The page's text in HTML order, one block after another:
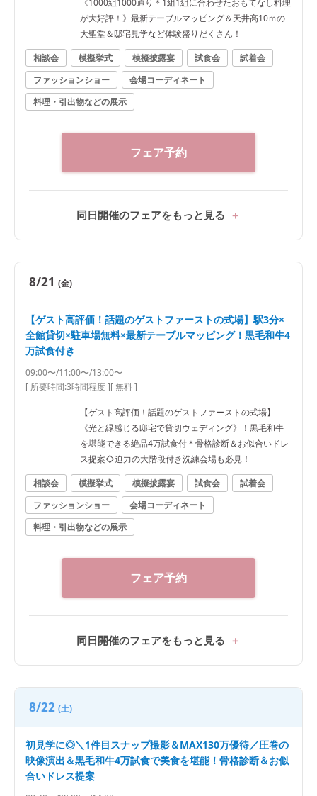
《1000組1000通り＊1組1組に合わせたおもてなし料理
が大好評！》最新テーブルマッピング＆天井高10ｍの
大聖堂＆邸宅見学など体験盛りだくさん！
相談会
模擬挙式 模擬披露宴 試食会
試着会
ファッションショー
会場コーディネート
料理・引出物などの展示
フェア予約
同日開催のフェアをもっと見る
8/21 (金)
【ゲスト高評価！話題のゲストファーストの式場】駅3分×
全館貸切×駐車場無料×最新テーブルマッピング！黒毛和牛4
万試食付き
09:00〜/11:00〜/13:00〜
[ 所要時間:3時間程度][ 無料 ]
【ゲスト高評価！話題のゲストファーストの式場】
《光と緑感じる邸宅で貸切ウェディング》！黒毛和牛
を堪能できる絶品4万試食付＊骨格診断＆お似合いドレ
ス提案◇迫力の大階段付き洗練会場も必見！
相談会
模擬挙式 模擬披露宴 試食会
試着会
ファッションショー
会場コーディネート
料理・引出物などの展示
フェア予約
同日開催のフェアをもっと見る
8/22 (土)
初見学に◎＼1件目スナップ撮影＆MAX130万優待／圧巻の
映像演出＆黒毛和牛4万試食で美食を堪能！骨格診断＆お似
合いドレス提案